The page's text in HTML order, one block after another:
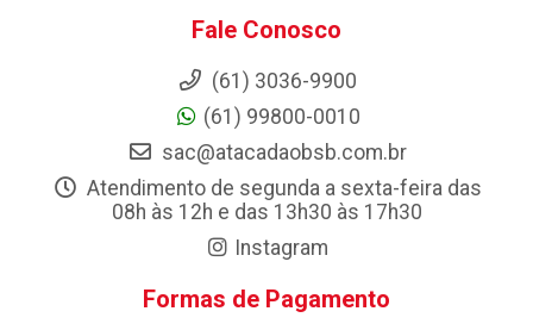
Fale Conosco
(61) 3036-9900
(61) 99800-0010
sac@atacadaobsb.com.br
Atendimento de segunda a sexta-feira das
08h às 12h e das 13h30 às 17h30
Instagram
Formas de Pagamento